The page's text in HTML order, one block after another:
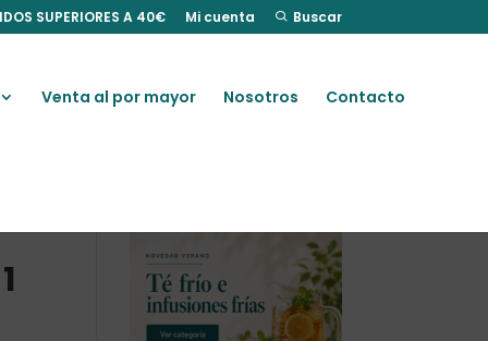
SUPERIORES A 40€ Mi cuenta Buscar
Venta al por mayor Nosotros Contacto